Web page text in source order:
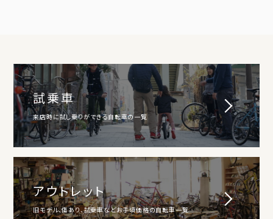
試乗車
来店時に試し乗りができる自転車の一覧
アウトレット
旧モデル、傷あり、試乗車などお手頃価格の自転車一覧